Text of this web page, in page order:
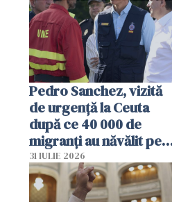
Pedro Sanchez, vizită
de urgență la Ceuta
după ce 40 000 de
migranți au năvălit pe
teritoriul spaniol: „Vom
mobiliza toate
resursele"
31 IULIE 2026